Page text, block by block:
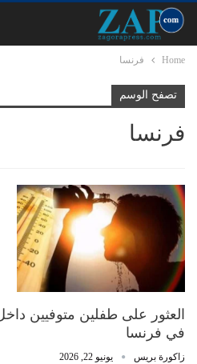
Home فرنسا
تصفح الوسم
فرنسا
العثور على طفلين متوفيين
في فرنسا
زاكورة بريس يونيو 22, 2026